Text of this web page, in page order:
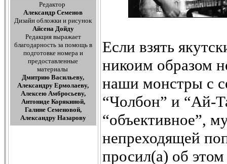
Редактор
Александр Семенов
Дизайн обложки и рисунок
Айсена Дойду
Редакция выражает
благодарность за помощь в
подготовке номера и
предоставленные
материалы
Дмитрию Васильеву,
Александру Ермолаеву,
Алексею Амбросьеву,
Антониде Корякиной,
Галине Семеновой,
Александру Назарову
Если взять
никоим образом
наши монстры с
“Чолбон” и “Ай-
“объективное”,
непреходящей
просил(а) об